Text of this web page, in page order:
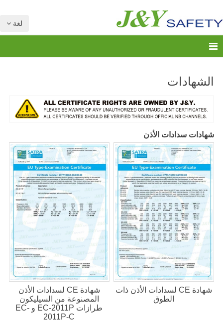
لغة
الشهادات
شهادات سدادات الأذن
شهادة CE لسدادات الأذن ذات
الطوق
شهادة CE لسدادات الأذن
المصنوعة من السيليكون
طرازات EC-2011P و EC-
2011P-C